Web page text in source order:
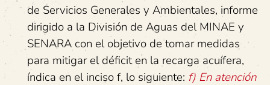
de Servicios Generales y Ambientales, informe
dirigido a la División de Aguas del MINAE y
SENARA con el objetivo de tomar medidas
para mitigar el déficit en la recarga acuífera,
índica en el inciso f, lo siguiente: f) En atención